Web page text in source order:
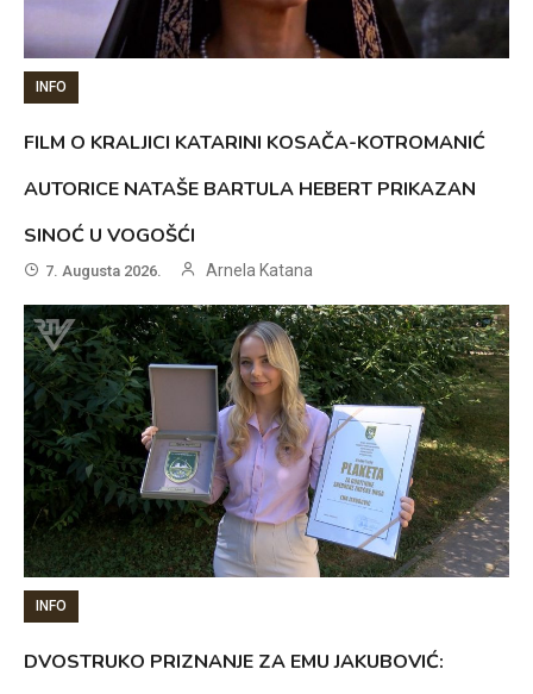
INFO
FILM O KRALJICI KATARINI KOSAČA-KOTROMANIĆ
AUTORICE NATAŠE BARTULA HEBERT PRIKAZAN
SINOĆ U VOGOŠĆI
7. Augusta 2026. Arnela Katana
INFO
DVOSTRUKO PRIZNANJE ZA EMU JAKUBOVIĆ: